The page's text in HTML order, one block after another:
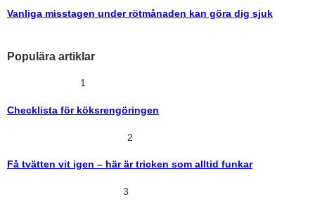
Vanliga misstagen under rötmånaden kan göra dig sjuk
Populära artiklar
1
Checklista för köksrengöringen
2
Få tvätten vit igen – här är tricken som alltid funkar
3